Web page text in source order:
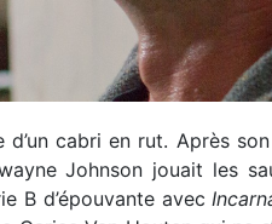
cabri en rut. Après
Johnson jouait les
B d’épouvante avec